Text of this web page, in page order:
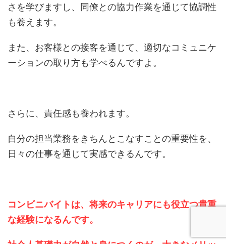
さを学びますし、同僚との協力作業を通じて協調性
も養えます。
また、お客様との接客を通じて、適切なコミュニケ
ーションの取り方も学べるんですよ。
さらに、責任感も養われます。
自分の担当業務をきちんとこなすことの重要性を、
日々の仕事を通じて実感できるんです。
コンビニバイトは、将来のキャリアにも役立つ貴重
な経験になるんです。